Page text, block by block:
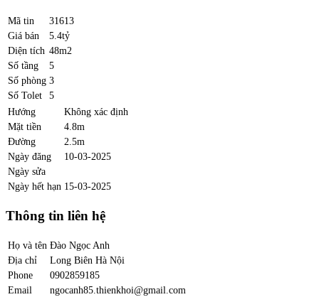
Mã tin
31613
Giá bán
5.4tỷ
Diện tích 48m2
Số tầng
5
Số phòng 3
Số Tolet
5
Hướng
Không xác định
Mặt tiền
4.8m
Đường
2.5m
Ngày đăng
10-03-2025
Ngày sửa
Ngày hết hạn 15-03-2025
Thông tin liên hệ
Họ và tên Đào Ngọc Anh
Địa chỉ
Long Biên Hà Nội
Phone
0902859185
Email
ngocanh85.thienkhoi@gmail.com